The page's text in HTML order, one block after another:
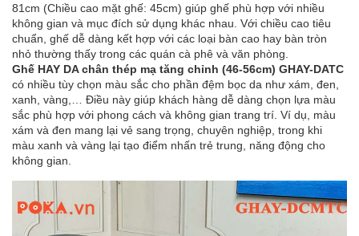
81cm (Chiều cao mặt ghế: 45cm) giúp ghế phù hợp với nhiều
không gian và mục đích sử dụng khác nhau. Với chiều cao tiêu
chuẩn, ghế dễ dàng kết hợp với các loại bàn cao hay bàn tròn
nhỏ thường thấy trong các quán cà phê và văn phòng.
Ghế HAY DA chân thép mạ tăng chỉnh (46-56cm) GHAY-DATC
có nhiều tùy chọn màu sắc cho phần đệm bọc da như xám, đen,
xanh, vàng,… Điều này giúp khách hàng dễ dàng chọn lựa màu
sắc phù hợp với phong cách và không gian trang trí. Ví dụ, màu
xám và đen mang lại vẻ sang trọng, chuyên nghiệp, trong khi
màu xanh và vàng lại tạo điểm nhấn trẻ trung, năng động cho
không gian.